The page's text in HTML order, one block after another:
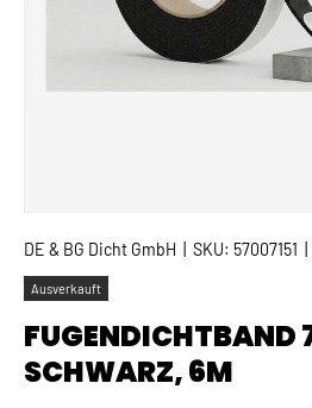
DE & BG Dicht GmbH SKU: 57007151
Ausverkauft
SCHWARZ, 6M